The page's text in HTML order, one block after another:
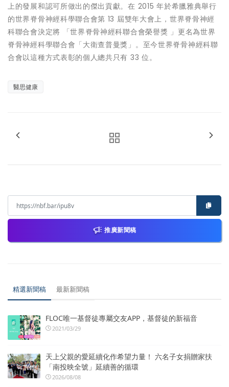
上的發展和認可所做出的傑出貢獻。在 2015 年於希臘雅典舉行
的世界脊骨神經科學聯合會第 13 屆雙年大會上，世界脊骨神經
科聯合會決定將 「世界脊骨神經科聯合會榮譽獎 」更名為世界
脊骨神經科學聯合會「大衛查普曼獎」。至今世界脊骨神經科聯
合會以這種方式表彰的個人總共只有 33 位。
醫思健康
推廣新聞稿
精選新聞稿 最新新聞稿
FLOC唯一基督徒專屬交友APP，基督徒的新福音
2021/03/29
天上父親的愛延續化作希望力量！ 六名子女捐贈家扶
「南投映全號」延續善的循環
2026/08/08